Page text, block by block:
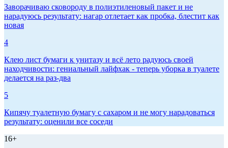
Заворачиваю сковороду в полиэтиленовый пакет и не
нарадуюсь результату: нагар отлетает как пробка, блестит как
новая
4
Клею лист бумаги к унитазу и всё лето радуюсь своей
находчивости: гениальный лайфхак - теперь уборка в туалете
делается на раз-два
5
Кипячу туалетную бумагу с сахаром и не могу нарадоваться
результату: оценили все соседи
16+